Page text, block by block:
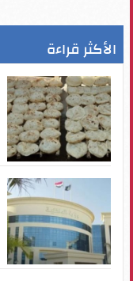
الأكثر قراءة